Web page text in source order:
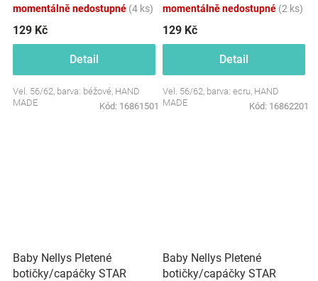
momentálně nedostupné (4 ks)
129 Kč
Detail
Vel. 56/62, barva: béžové, HAND
MADE
Kód: 16861501
momentálně nedostupné (2 ks)
129 Kč
Detail
Vel. 56/62, barva: ecru, HAND
MADE
Kód: 16862201
Baby Nellys Pletené
botičky/capáčky STAR
Baby Nellys Pletené
botičky/capáčky STAR